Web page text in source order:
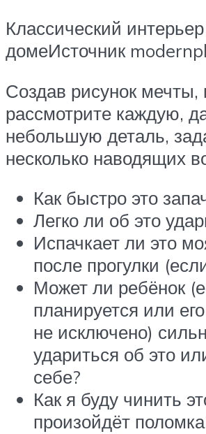
Классический
домеИсточник
Создав рисунок мечты,
рассмотрите каждую,
небольшую деталь,
несколько наводящих
Как быстро это
Легко ли об это
Испачкает ли это
после прогулки
Может ли ребёнок
планируется или
не исключено)
удариться об это
себе?
Как я буду чинить
произойдёт